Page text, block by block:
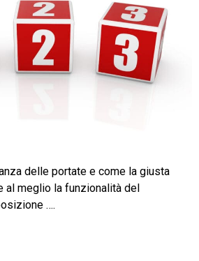
delle portate e come la giusta
al meglio la funzionalità del
….